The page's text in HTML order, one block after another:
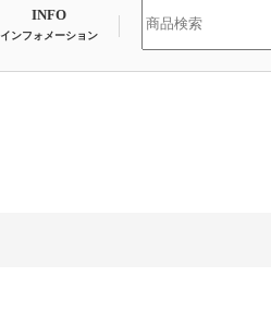
INFO
インフォメーション